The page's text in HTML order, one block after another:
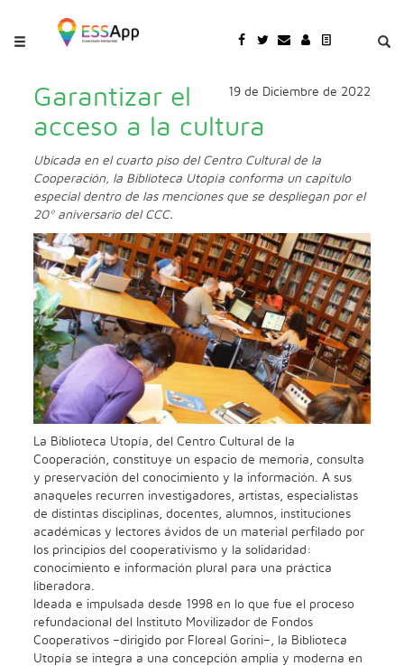
19 de Diciembre de 2022
Garantizar el
acceso a la cultura
Ubicada en el cuarto piso del Centro Cultural de la
Cooperación, la Biblioteca Utopía conforma un capítulo
especial dentro de las menciones que se despliegan por el
20º aniversario del CCC.
La Biblioteca Utopía, del Centro Cultural de la
Cooperación, constituye un espacio de memoria, consulta
y preservación del conocimiento y la información. A sus
anaqueles recurren investigadores, artistas, especialistas
de distintas disciplinas, docentes, alumnos, instituciones
académicas y lectores ávidos de un material perfilado por
los principios del cooperativismo y la solidaridad:
conocimiento e información plural para una práctica
liberadora.
Ideada e impulsada desde 1998 en lo que fue el proceso
refundacional del Instituto Movilizador de Fondos
Cooperativos –dirigido por Floreal Gorini–, la Biblioteca
Utopía se integra a una concepción amplia y moderna en